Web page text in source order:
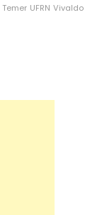
Temer UFRN Vivaldo